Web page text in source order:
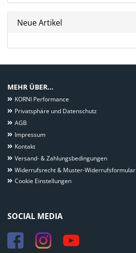
Neue Artikel
MEHR ÜBER...
KORNI Performance
Privatsphäre und Datenschutz
AGB
Impressum
Kontakt
Versand- & Zahlungsbedingungen
Widerrufsrecht & Muster-Widerrufsformular
Cookie Einstellungen
SOCIAL MEDIA